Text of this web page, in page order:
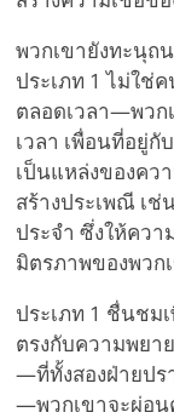
พวกเขายังทะนุถ
ประเภท 1 ไม่ใช่
ตลอดเวลา—พว
เวลา เพื่อนที่อยู่
เป็นแหล่งของคว
สร้างประเพณี เ
ประจำ ซึ่งให้คว
มิตรภาพของพวก
ประเภท 1 ชื่นชม
ตรงกับความพยา
—ที่ทั้งสองฝ่ายปร
—พวกเขาจะผ่อน